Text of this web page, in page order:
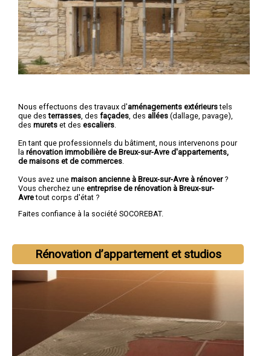
Nous effectuons des travaux d'aménagements extérieurstels
que desterrasses , des façades , des allées (dallage, pavage),
des murets et des escaliers
En tant que professionnels du bâtiment, nous intervenons pour
la rénovation immobilière de Breux-sur-Avre d'appartements,
de maisons et de commerces
Vous avez une maison ancienne à Breux-sur-Avre à rénover?
Vous cherchez une entreprise de rénovation à Breux-sur-
Avretout corps d'état ?
Faites confiance à la société SOCOREBAT.
Rénovation d’appartement et studios